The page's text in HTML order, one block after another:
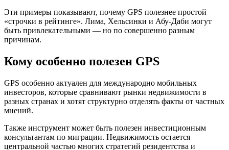
Эти примеры показывают, почему GPS полезнее простой
«строчки в рейтинге». Лима, Хельсинки и Абу-Даби могут
быть привлекательными — но по совершенно разным
причинам.
Кому особенно полезен GPS
GPS особенно актуален для международно мобильных
инвесторов, которые сравнивают рынки недвижимости в
разных странах и хотят структурно отделять факты от частных
мнений.
Также инструмент может быть полезен инвестиционным
консультантам по миграции. Недвижимость остается
центральной частью многих стратегий резидентства и